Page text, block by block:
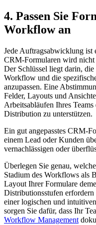
4. Passen Sie
Workflow an
Jede Auftragsabwicklung ist
CRM-Formularen wird nicht
Der Schlüssel liegt darin,
Workflow und die
anzupassen. Eine
Felder, Layouts und
Arbeitsabläufen Ihres
Distribution zu unterstützen.
Ein gut angepasstes CRM-
einem Lead oder Kunden
vernachlässigen oder
Überlegen Sie genau,
Stadium des Workflows als
Layout Ihrer Formulare
Distributionsstufen
einer logischen und
sorgen Sie dafür, dass Ihr
Workflow Management